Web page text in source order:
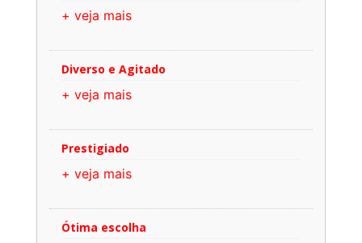
+ veja mais
Diverso e Agitado
+ veja mais
Prestigiado
+ veja mais
Ótima escolha